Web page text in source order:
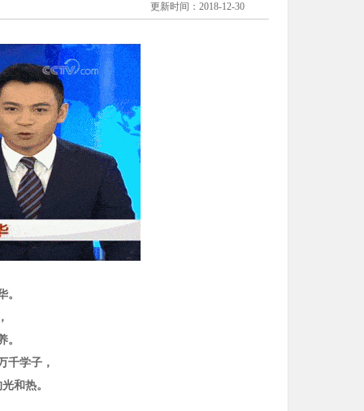
更新时间： 2018-12-30
。
。
千学子，
和热。